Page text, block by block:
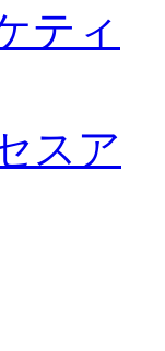
ティ
スア